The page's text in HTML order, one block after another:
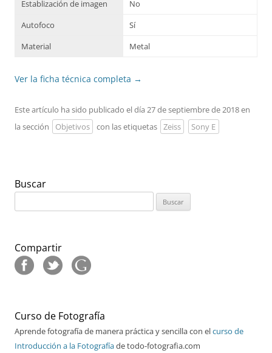
Establización de imagen
No
Autofoco
Sí
Material
Metal
Ver la ficha técnica completa →
Este artículo ha sido publicado el día 27 de septiembre de 2018 en
la sección
Objetivos con las etiquetas Zeiss Sony E
Buscar
Compartir
Curso de Fotografía
Aprende fotografía de manera práctica y sencilla con elcurso de
Introducción a la Fotografíade todo-fotografia.com